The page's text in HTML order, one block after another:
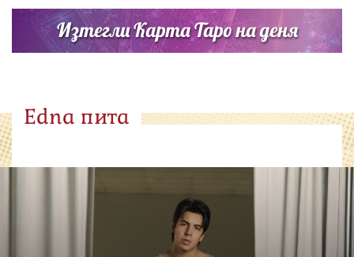
Изтегли Карта Таро на деня
Edna пита